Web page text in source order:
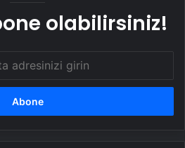
olabilirsiniz!